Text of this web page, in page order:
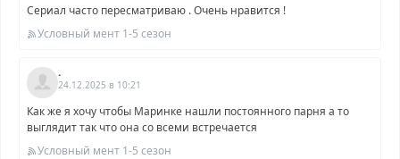
Сериал часто пересматриваю . Очень нравится !
Условный мент 1-5 сезон
.
24.12.2025 в 10:21
Как же я хочу чтобы Маринке нашли постоянного парня а то
выглядит так что она со всеми встречается
Условный мент 1-5 сезон